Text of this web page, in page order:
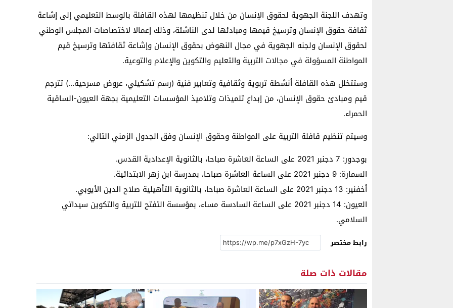
وتهدف اللجنة الجهوية لحقوق الإنسان من خلال تنظيمها لهذه القافلة بالوسط التعليمي إلى إشاعة
ثقافة حقوق الإنسان وترسيخ قيمها ومبادئها لدى الناشئة، وذلك إعمالا لاختصاصات المجلس الوطني
لحقوق الإنسان ولجنه الجهوية في مجال النهوض بحقوق الإنسان وإشاعة ثقافتها وترسيخ قيم
المواطنة المسؤولة في مجالات التربية والتعليم والتكوين والإعلام والتوعية.
وستتخلل هذه القافلة أنشطة تربوية وثقافية وتعابير فنية (رسم تشكيلي، عروض مسرحية…) تترجم
قيم ومبادئ حقوق الإنسان، من إبداع تلميذات وتلاميذ المؤسسات التعليمية بجهة العيون-الساقية
الحمراء.
وسيتم تنظيم قافلة التربية على المواطنة وحقوق الإنسان وفق الجدول الزمني التالي:
بوجدور: 7 دجنبر 2021 على الساعة العاشرة صباحا، بالثانوية الإعدادية القدس.
السمارة: 9 دجنبر 2021 على الساعة العاشرة صباحا، بمدرسة ابن زهر الابتدائية.
أخفنير: 13 دجنبر 2021 على الساعة العاشرة صباحا، بالثانوية التأهيلية صلاح الدين الأيوبي.
العيون: 14 دجنبر 2021 على الساعة السادسة مساء، بمؤسسة التفتح للتربية والتكوين سيداتي
السلامي.
رابط مختصر
مقالات ذات صلة